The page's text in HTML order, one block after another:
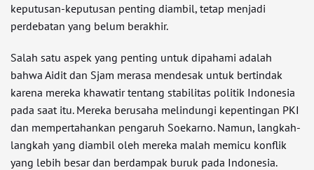
keputusan-keputusan penting diambil, tetap menjadi
perdebatan yang belum berakhir.
Salah satu aspek yang penting untuk dipahami adalah
bahwa Aidit dan Sjam merasa mendesak untuk bertindak
karena mereka khawatir tentang stabilitas politik Indonesia
pada saat itu. Mereka berusaha melindungi kepentingan PKI
dan mempertahankan pengaruh Soekarno. Namun, langkah-
langkah yang diambil oleh mereka malah memicu konflik
yang lebih besar dan berdampak buruk pada Indonesia.